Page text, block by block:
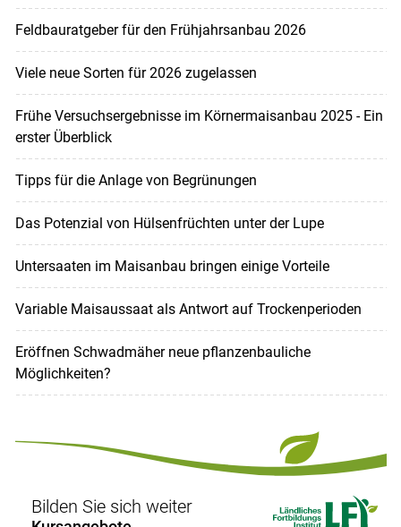
Feldbauratgeber für den Frühjahrsanbau 2026
Viele neue Sorten für 2026 zugelassen
Frühe Versuchsergebnisse im Körnermaisanbau 2025 - Ein
erster Überblick
Tipps für die Anlage von Begrünungen
Das Potenzial von Hülsenfrüchten unter der Lupe
Untersaaten im Maisanbau bringen einige Vorteile
Variable Maisaussaat als Antwort auf Trockenperioden
Eröffnen Schwadmäher neue pflanzenbauliche
Möglichkeiten?
Bilden Sie sich weiter